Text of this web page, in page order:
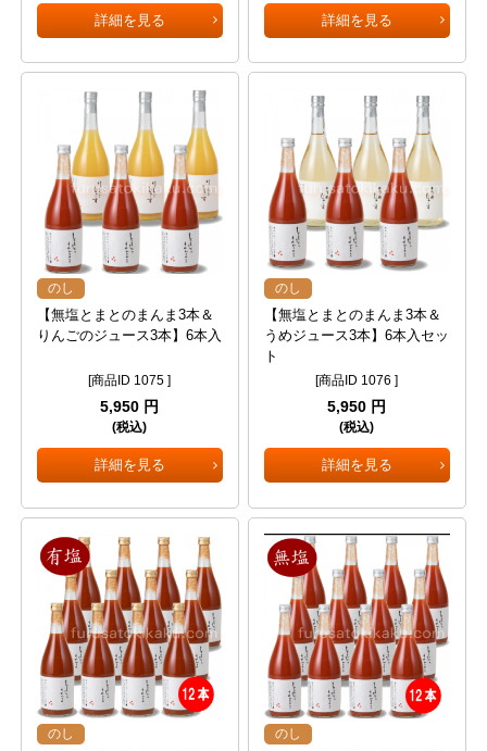
詳細を見る 詳細を見る
のし
【無塩とまとのまんま3本＆
りんごのジュース3本】6本入
[商品ID 1075 ]
5,950 円
(税込)
詳細を見る
のし
【無塩とまとのまんま3本＆
うめジュース3本】6本入セッ
ト
[商品ID 1076 ]
5,950 円
(税込)
詳細を見る
のし のし